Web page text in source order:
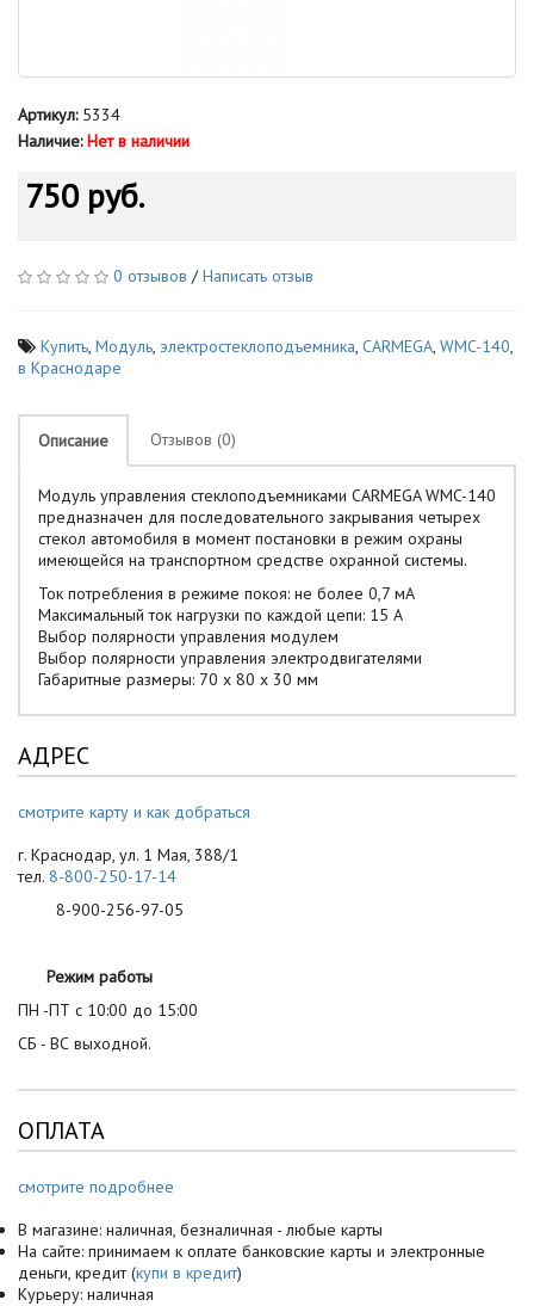
Артикул:5334
Наличие: Нет в наличии
750 руб.
0 отзывов /Написать отзыв
Купить, Модуль, электростеклоподъемника, CARMEGA, WMC-140,
в Краснодаре
Описание Отзывов (0)
Модуль управления стеклоподъемниками CARMEGA WMC-140
предназначен для последовательного закрывания четырех
стекол автомобиля в момент постановки в режим охраны
имеющейся на транспортном средстве охранной системы.
Ток потребления в режиме покоя: не более 0,7 мА
Максимальный ток нагрузки по каждой цепи: 15 А
Выбор полярности управления модулем
Выбор полярности управления электродвигателями
Габаритные размеры: 70 x 80 x 30 мм
АДРЕС
смотрите карту и как добраться
г. Краснодар, ул. 1 Мая, 388/1
тел. 8-800-250-17-14
8-900-256-97-05
Режим работы
ПН -ПТ с 10:00 до 15:00
СБ - ВС выходной.
ОПЛАТА
смотрите подробнее
В магазине: наличная, безналичная - любые карты
На сайте: принимаем к оплате банковские карты и электронные
деньги, кредит (купи в кредит)
Курьеру: наличная